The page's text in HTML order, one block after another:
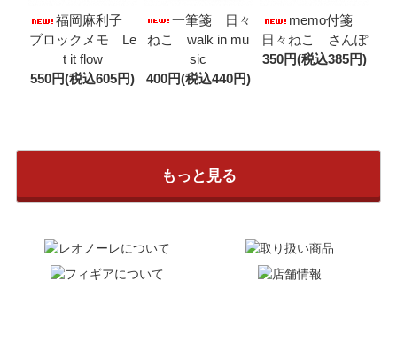
福岡麻利子
ブロックメモ Le
t it flow
550円(税込605円)
一筆箋 日々
ねこ walk in mu
sic
400円(税込440円)
memo付箋
日々ねこ さんぽ
350円(税込385円)
もっと見る